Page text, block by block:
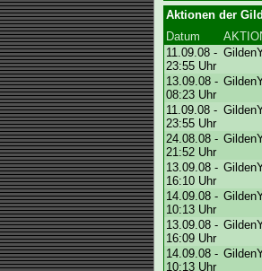
Aktionen der
Datum
11.09.08 -
23:55 Uhr
13.09.08 -
08:23 Uhr
11.09.08 -
23:55 Uhr
24.08.08 -
21:52 Uhr
13.09.08 -
16:10 Uhr
14.09.08 -
10:13 Uhr
13.09.08 -
16:09 Uhr
14.09.08 -
10:13 Uhr